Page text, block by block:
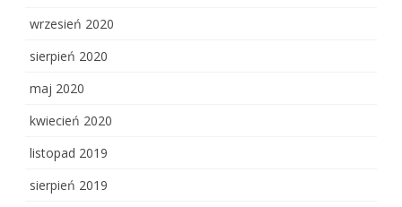
wrzesień 2020
sierpień 2020
maj 2020
kwiecień 2020
listopad 2019
sierpień 2019